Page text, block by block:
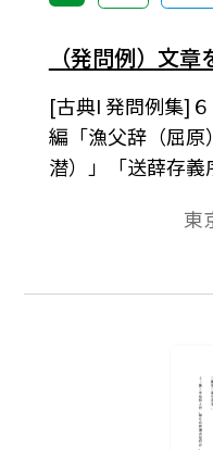
（発問例）文
[古典I 発問例集
編「漁父辞（屈
潜）」「送薛存
の例として、ま東